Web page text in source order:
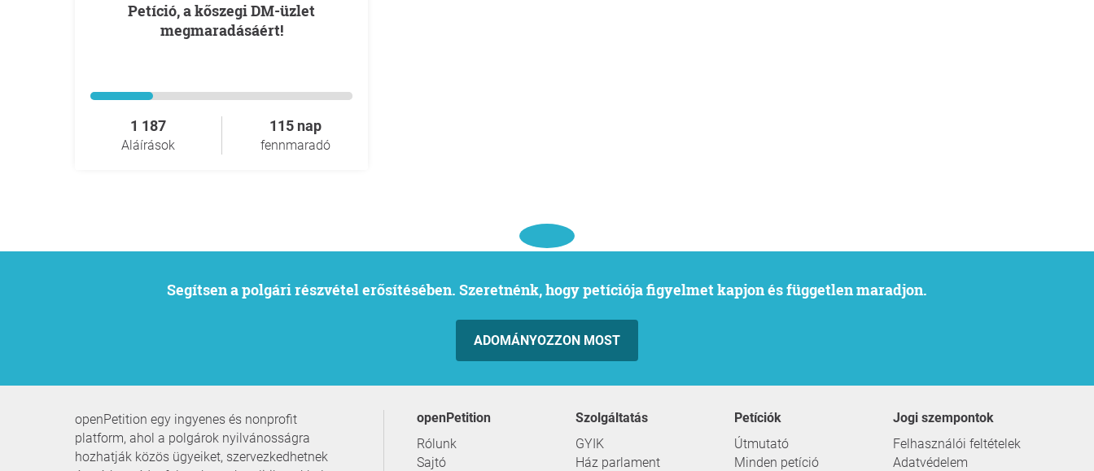
Petíció, a kőszegi DM-üzlet
megmaradásáért!
1 187
Aláírások
115 nap
fennmaradó
Segítsen a polgári részvétel erősítésében. Szeretnénk, hogy petíciója figyelmet kapjon és független maradjon.
ADOMÁNYOZZON MOST
openPetition egy ingyenes és nonprofit
platform, ahol a polgárok nyilvánosságra
hozhatják közös ügyeiket, szervezkedhetnek
openPetition
Rólunk
Sajtó
szolgáltatás
GYIK
Ház parlament
Petíciók
Útmutató
Minden petíció
Jogi szempontok
Felhasználói feltételek
Adatvédelem